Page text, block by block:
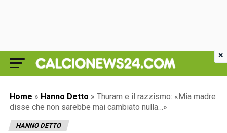
Home » Hanno Detto » Thuram e il razzismo: «Mia madre
disse che non sarebbe mai cambiato nulla…»
HANNO DETTO
×